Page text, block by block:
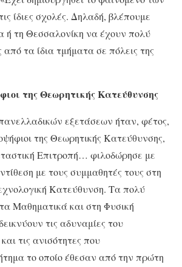
ίδιες σχολές. Δηλαδή, βλέπουμε
ή τη Θεσσαλονίκη να έχουν πολύ
από τα ίδια τμήματα σε πόλεις της
της Θεωρητικής Κατεύθυνσης
εξετάσεων ήταν, φέτος,
της Θεωρητικής Κατεύθυνσης,
Επιτροπή… φιλοδώρησε με
με τους συμμαθητές τους στη
Κατεύθυνση. Τα πολύ
Μαθηματικά και στη Φυσική
τις αδυναμίες του
τις ανισότητες που
το οποίο έθεσαν από την πρώτη